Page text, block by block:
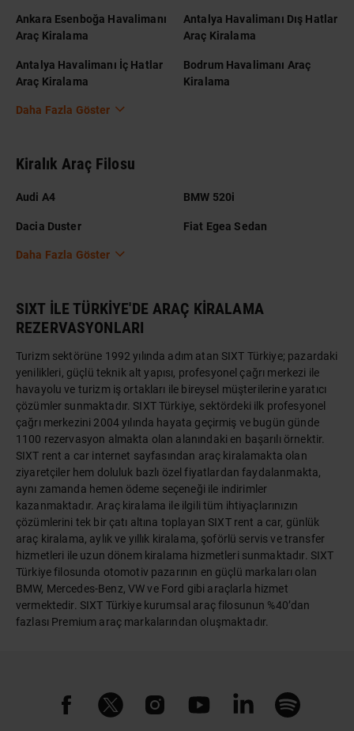
Ankara Esenboğa Havalimanı
Araç Kiralama
Antalya Havalimanı Dış Hatlar
Araç Kiralama
Antalya Havalimanı İç Hatlar
Araç Kiralama
Bodrum Havalimanı Araç
Kiralama
Daha Fazla Göster
Kiralık Araç Filosu
Audi A4 BMW 520i
Dacia Duster Fiat Egea Sedan
Daha Fazla Göster
SIXT İLE TÜRKİYE'DE ARAÇ KİRALAMA
REZERVASYONLARI
Turizm sektörüne 1992 yılında adım atan SIXT Türkiye; pazardaki
yenilikleri, güçlü teknik alt yapısı, profesyonel çağrı merkezi ile
havayolu ve turizm iş ortakları ile bireysel müşterilerine yaratıcı
çözümler sunmaktadır. SIXT Türkiye, sektördeki ilk profesyonel
çağrı merkezini 2004 yılında hayata geçirmiş ve bugün günde
1100 rezervasyon almakta olan alanındaki en başarılı örnektir.
SIXT rent a car internet sayfasından araç kiralamakta olan
ziyaretçiler hem doluluk bazlı özel fiyatlardan faydalanmakta,
aynı zamanda hemen ödeme seçeneği ile indirimler
kazanmaktadır. Araç kiralama ile ilgili tüm ihtiyaçlarınızın
çözümlerini tek bir çatı altına toplayan SIXT rent a car, günlük
araç kiralama, aylık ve yıllık kiralama, şoförlü servis ve transfer
hizmetleri ile uzun dönem kiralama hizmetleri sunmaktadır. SIXT
Türkiye filosunda otomotiv pazarının en güçlü markaları olan
BMW, Mercedes-Benz, VW ve Ford gibi araçlarla hizmet
vermektedir. SIXT Türkiye kurumsal araç filosunun %40’dan
fazlası Premium araç markalarından oluşmaktadır.